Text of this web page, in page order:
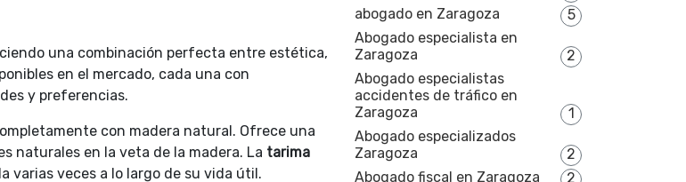
una combinación perfecta entre estética,
en el mercado, cada una con
y preferencias.
con madera natural. Ofrece una
naturales en la veta de la madera. La tarima
varias veces a lo largo de su vida útil.
abogado en Zaragoza
5
Abogado especialista en
Zaragoza
2
Abogado especialistas
accidentes de tráfico en
Zaragoza
1
Abogado especializados
Zaragoza
2
Abogado fiscal en Zaragoza
2